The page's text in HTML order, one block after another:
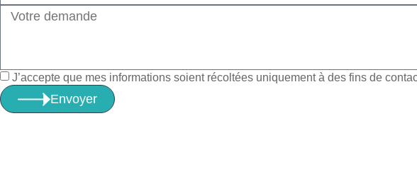
J’accepte que mes informations soient récoltées uniquement à des fins de
Envoyer